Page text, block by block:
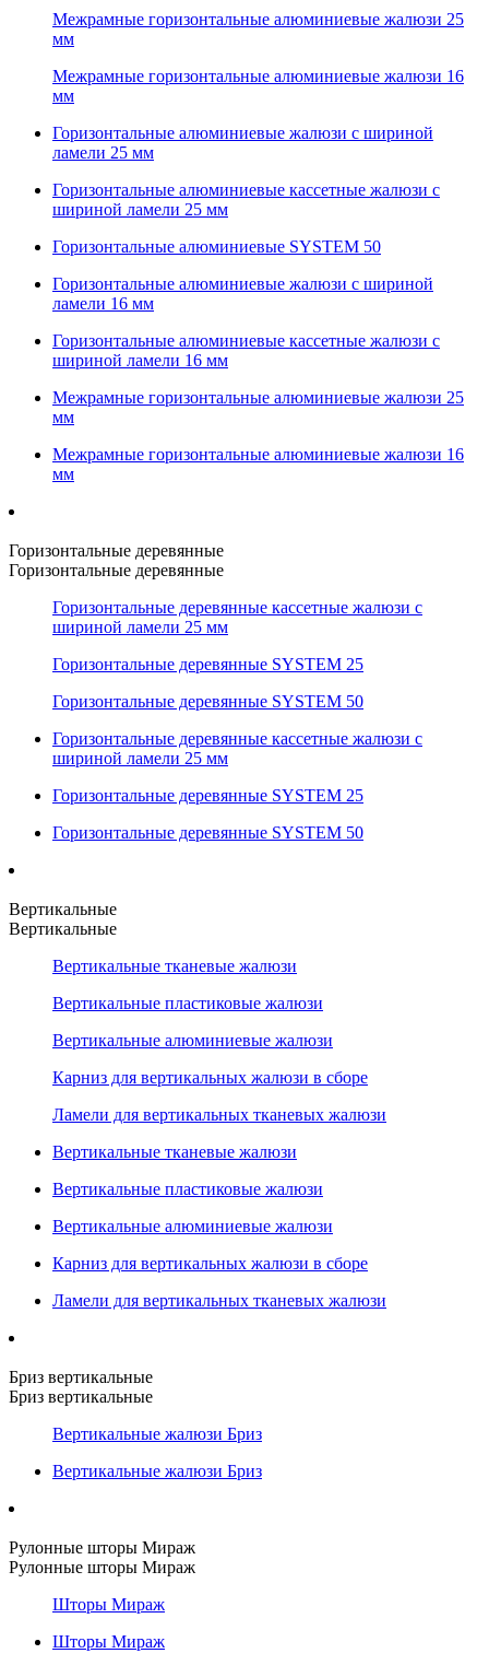
Межрамные горизонтальные алюминиевые жалюзи 25
мм
Межрамные горизонтальные алюминиевые жалюзи 16
мм
Горизонтальные алюминиевые жалюзи с шириной
ламели 25 мм
Горизонтальные алюминиевые кассетные жалюзи с
шириной ламели 25 мм
Горизонтальные алюминиевые SYSTEM 50
Горизонтальные алюминиевые жалюзи с шириной
ламели 16 мм
Горизонтальные алюминиевые кассетные жалюзи с
шириной ламели 16 мм
Межрамные горизонтальные алюминиевые жалюзи 25
мм
Межрамные горизонтальные алюминиевые жалюзи 16
мм
Горизонтальные деревянные
Горизонтальные деревянные
Горизонтальные деревянные кассетные жалюзи с
шириной ламели 25 мм
Горизонтальные деревянные SYSTEM 25
Горизонтальные деревянные SYSTEM 50
Горизонтальные деревянные кассетные жалюзи с
шириной ламели 25 мм
Горизонтальные деревянные SYSTEM 25
Горизонтальные деревянные SYSTEM 50
Вертикальные
Вертикальные
Вертикальные тканевые жалюзи
Вертикальные пластиковые жалюзи
Вертикальные алюминиевые жалюзи
Карниз для вертикальных жалюзи в сборе
Ламели для вертикальных тканевых жалюзи
Вертикальные тканевые жалюзи
Вертикальные пластиковые жалюзи
Вертикальные алюминиевые жалюзи
Карниз для вертикальных жалюзи в сборе
Ламели для вертикальных тканевых жалюзи
Бриз вертикальные
Бриз вертикальные
Вертикальные жалюзи Бриз
Вертикальные жалюзи Бриз
Рулонные шторы Мираж
Рулонные шторы Мираж
Шторы Мираж
Шторы Мираж